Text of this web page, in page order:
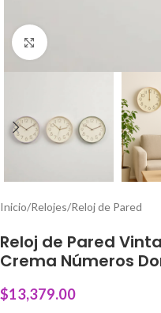
Click to enlarge
Inicio/Relojes/Reloj de Pared
Reloj de Pared
Crema Números
$13,379.00